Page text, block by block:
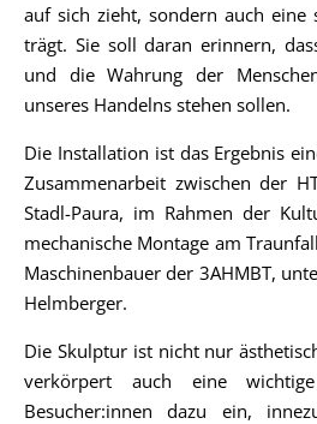
auf sich zieht, sondern auch eine
trägt. Sie soll daran erinnern,
und die Wahrung der
unseres Handelns stehen sollen.
Die Installation ist das Ergebnis
Zusammenarbeit zwischen der
Stadl-Paura, im Rahmen der
mechanische Montage am
Maschinenbauer der 3AHMBT,
Helmberger.
Die Skulptur ist nicht nur
verkörpert auch eine
Besucher:innen dazu ein,